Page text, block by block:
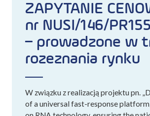
ZAPYTANIE
nr NUSI/146/
– prowadzone w
rozeznania rynku
W związku z realizacją projektu pn.
of a universal fast-response